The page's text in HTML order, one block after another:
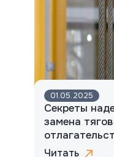
01.05.2025
Секреты
замена
Читать